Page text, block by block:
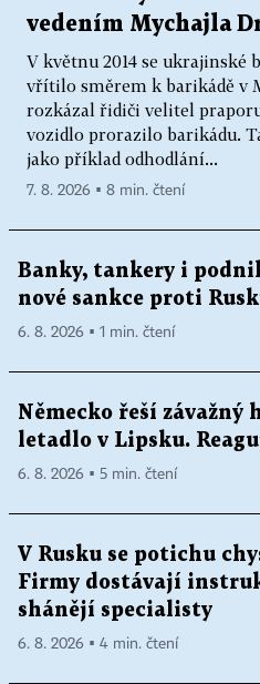
vedením Mychajla
V květnu 2014 se ukrajinské
vřítilo směrem k barikádě v
rozkázal řidiči velitel
vozidlo prorazilo barikádu.
jako příklad odhodlání...
7. 8. 2026 ▪ 8 min. čtení
Banky, tankery i
nové sankce proti
6. 8. 2026 ▪ 1 min. čtení
Německo řeší
letadlo v Lipsku.
6. 8. 2026 ▪ 5 min. čtení
V Rusku se potichu
Firmy dostávají
shánějí specialisty
6. 8. 2026 ▪ 4 min. čtení